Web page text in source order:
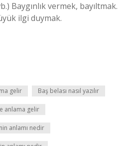
Baygınlık vermek, bayıltmak.
ilgi duymak.
gelir Baş belası nasıl yazılır
anlama gelir
anlamı nedir